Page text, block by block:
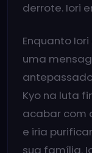
derrote. Iori
Enquanto
uma
Kyo na luta
acabar com
e iria
sua família.